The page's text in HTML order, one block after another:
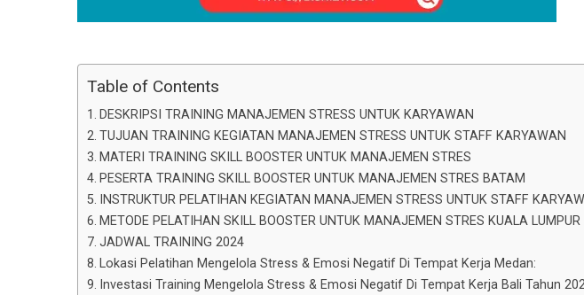
Table of Contents
DESKRIPSI TRAINING MANAJEMEN STRESS UNTUK KARYAWAN
TUJUAN TRAINING KEGIATAN MANAJEMEN STRESS UNTUK STAFF KARYAWAN
MATERI TRAINING SKILL BOOSTER UNTUK MANAJEMEN STRES
PESERTA TRAINING SKILL BOOSTER UNTUK MANAJEMEN STRES BATAM
INSTRUKTUR PELATIHAN KEGIATAN MANAJEMEN STRESS UNTUK STAFF
METODE PELATIHAN SKILL BOOSTER UNTUK MANAJEMEN STRES KUALA LUMPUR
JADWAL TRAINING 2024
Lokasi Pelatihan Mengelola Stress & Emosi Negatif Di Tempat Kerja Medan:
Investasi Training Mengelola Stress & Emosi Negatif Di Tempat Kerja Bali Tahun